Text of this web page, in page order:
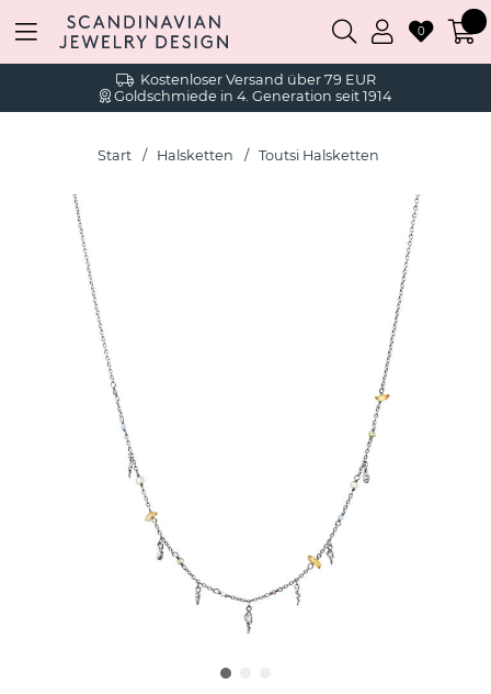
Kostenloser Versand über 79 EUR
Goldschmiede in 4. Generation seit 1914
0
Start Halsketten Toutsi Halsketten